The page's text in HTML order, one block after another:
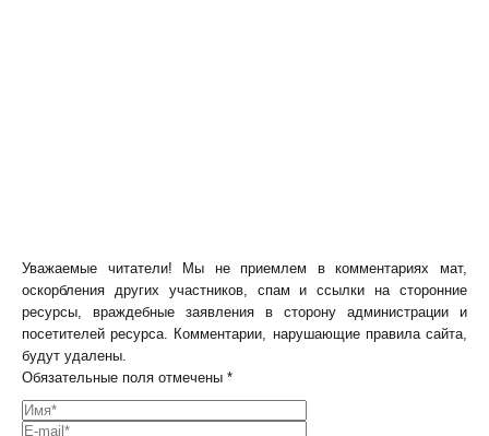
Уважаемые читатели! Мы не приемлем в комментариях мат,
оскорбления других участников, спам и ссылки на сторонние
ресурсы, враждебные заявления в сторону администрации и
посетителей ресурса. Комментарии, нарушающие правила сайта,
будут удалены.
Обязательные поля отмечены *